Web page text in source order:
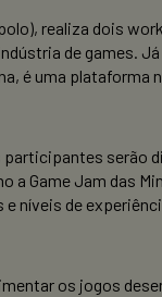
realiza dois
de games. Já
é uma plataforma
participantes
Game Jam das
níveis de
os jogos